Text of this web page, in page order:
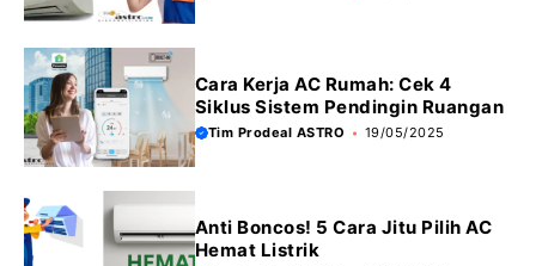
Cara Kerja AC Rumah: Cek 4
Siklus Sistem Pendingin Ruangan
Tim Prodeal ASTRO 19/05/2025
Anti Boncos! 5 Cara Jitu Pilih AC
Hemat Listrik